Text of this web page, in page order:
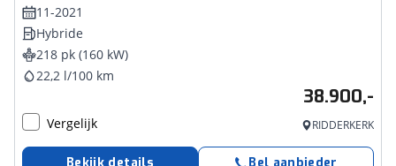
11-2021
Hybride
218 pk (160 kW)
22,2 l/100 km
38.900,-
Vergelijk RIDDERKERK